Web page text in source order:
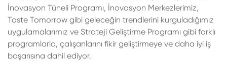
İnovasyon Tüneli Programı, İnovasyon Merkezlerimiz,
Taste Tomorrow gibi geleceğin trendlerini kurguladığımız
uygulamalarımız ve Strateji Geliştirme Programı gibi farklı
programlarla, çalışanlarını fikir geliştirmeye ve daha iyi iş
başarısına dahil ediyor.